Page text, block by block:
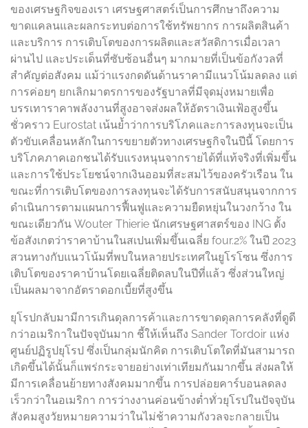
ของเศรษฐกิจของเรา เศรษฐศาสตร์เป็นการศึกษาถึงความ
ขาดแคลนและผลกระทบต่อการใช้ทรัพยากร การผลิตสินค้า
และบริการ การเติบโตของการผลิตและสวัสดิการเมื่อเวลา
ผ่านไป และประเด็นที่ซับซ้อนอื่นๆ มากมายที่เป็นข้อกังวลที่
สำคัญต่อสังคม แม้ว่าแรงกดดันด้านราคามีแนวโน้มลดลง แต่
การค่อยๆ ยกเลิกมาตรการของรัฐบาลที่มีจุดมุ่งหมายเพื่อ
บรรเทาราคาพลังงานที่สูงอาจส่งผลให้อัตราเงินเฟ้อสูงขึ้น
ชั่วคราว Eurostat เน้นย้ำว่าการบริโภคและการลงทุนจะเป็น
ตัวขับเคลื่อนหลักในการขยายตัวทางเศรษฐกิจในปีนี้ โดยการ
บริโภคภาคเอกชนได้รับแรงหนุนจากรายได้ที่แท้จริงที่เพิ่มขึ้น
และการใช้ประโยชน์จากเงินออมที่สะสมไว้ของครัวเรือน ใน
ขณะที่การเติบโตของการลงทุนจะได้รับการสนับสนุนจากการ
ดำเนินการตามแผนการฟื้นฟูและความยืดหยุ่นในวงกว้าง ใน
ขณะเดียวกัน Wouter Thierie นักเศรษฐศาสตร์ของ ING ตั้ง
ข้อสังเกตว่าราคาบ้านในสเปนเพิ่มขึ้นเฉลี่ย four.2% ในปี 2023
สวนทางกับแนวโน้มที่พบในหลายประเทศในยูโรโซน ซึ่งการ
เติบโตของราคาบ้านโดยเฉลี่ยติดลบในปีที่แล้ว ซึ่งส่วนใหญ่
เป็นผลมาจากอัตราดอกเบี้ยที่สูงขึ้น
ยุโรปกลับมามีการเกินดุลการค้าและการขาดดุลการคลังที่ดูดี
กว่าอเมริกาในปัจจุบันมาก ชี้ให้เห็นถึง Sander Tordoir แห่ง
ศูนย์ปฏิรูปยุโรป ซึ่งเป็นกลุ่มนักคิด การเติบโตใดที่มันสามารถ
เกิดขึ้นได้นั้นก็แพร่กระจายอย่างเท่าเทียมกันมากขึ้น ส่งผลให้
มีการเคลื่อนย้ายทางสังคมมากขึ้น การปล่อยคาร์บอนลดลง
เร็วกว่าในอเมริกา การว่างงานค่อนข้างต่ำทั่วยุโรปในปัจจุบัน
สังคมสูงวัยหมายความว่าในไม่ช้าความกังวลจะกลายเป็น